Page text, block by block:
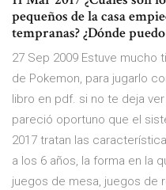
pequeños de la casa
tempranas? ¿Dónde
27 Sep 2009 Estuve mucho
de Pokemon, para jugarlo
libro en pdf. si no te deja
pareció oportuno que el
2017 tratan las
a los 6 años, la forma en la
juegos de mesa, juegos de